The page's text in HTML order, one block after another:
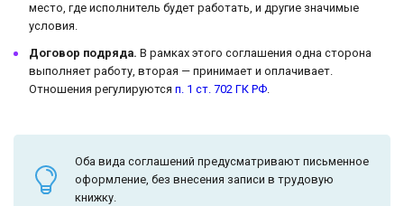
место, где исполнитель будет работать, и другие значимые
условия.
Договор подряда. В рамках этого соглашения одна сторона
выполняет работу, вторая — принимает и оплачивает.
Отношения регулируются п. 1 ст. 702 ГК РФ.
Оба вида соглашений предусматривают письменное
оформление, без внесения записи в трудовую
книжку.